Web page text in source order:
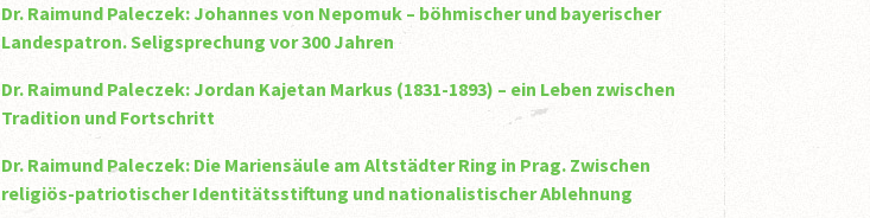
Dr. Raimund Paleczek: Johannes von Nepomuk – böhmischer und bayerischer
Landespatron. Seligsprechung vor 300 Jahren
Dr. Raimund Paleczek: Jordan Kajetan Markus (1831-1893) – ein Leben zwischen
Tradition und Fortschritt
Dr. Raimund Paleczek: Die Mariensäule am Altstädter Ring in Prag. Zwischen
religiös-patriotischer Identitätsstiftung und nationalistischer Ablehnung